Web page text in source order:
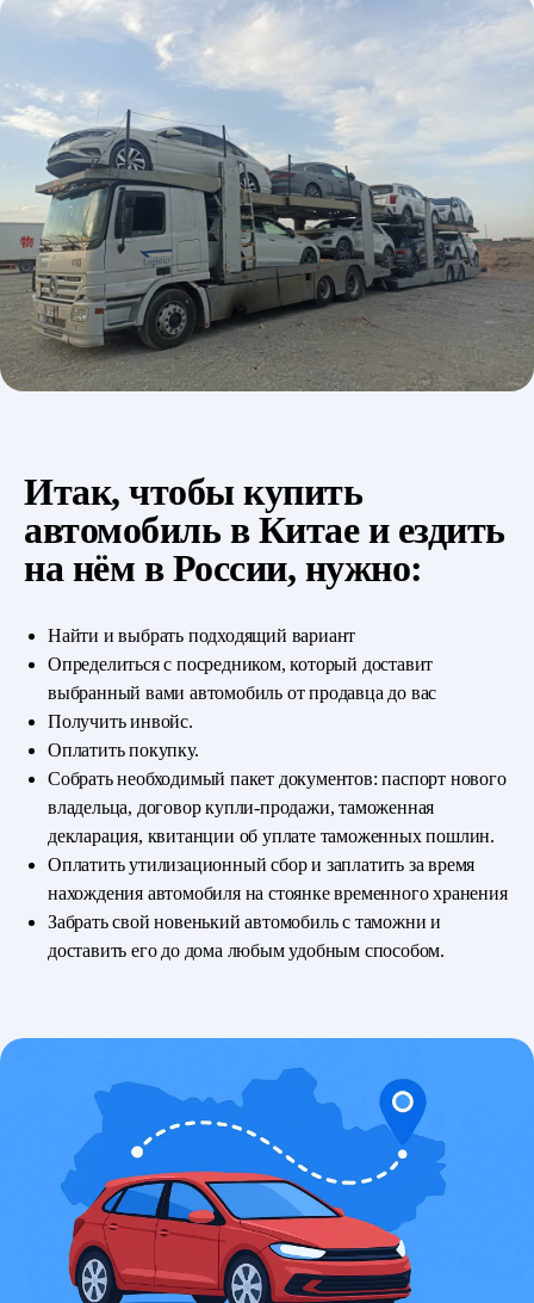
Итак, чтобы купить
автомобиль в Китае и ездить
на нём в России, нужно:
Найти и выбрать подходящий вариант
Определиться с посредником, который доставит
выбранный вами автомобиль от продавца до вас
Получить инвойс.
Оплатить покупку.
Собрать необходимый пакет документов: паспорт нового
владельца, договор купли-продажи, таможенная
декларация, квитанции об уплате таможенных пошлин.
Оплатить утилизационный сбор и заплатить за время
нахождения автомобиля на стоянке временного хранения
Забрать свой новенький автомобиль с таможни и
доставить его до дома любым удобным способом.